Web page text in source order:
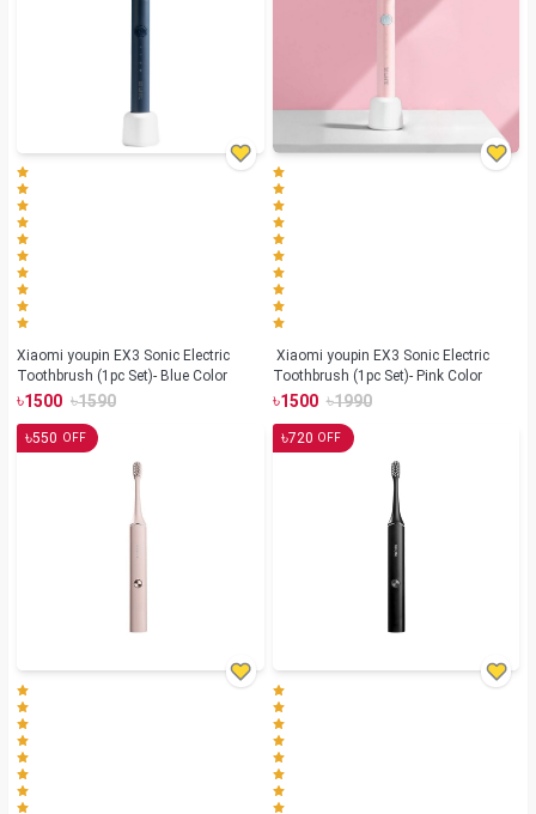
Xiaomi youpin EX3 Sonic Electric
Toothbrush (1pc Set)- Blue Color
৳1500 ৳1590
Toothbrush (1pc Set)- Pink Color
৳1500 ৳1990
৳550 OFF ৳720 OFF